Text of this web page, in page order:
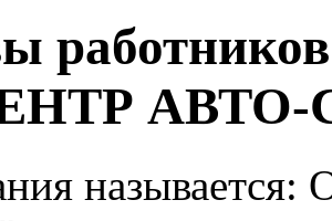
АВТО-
называется: